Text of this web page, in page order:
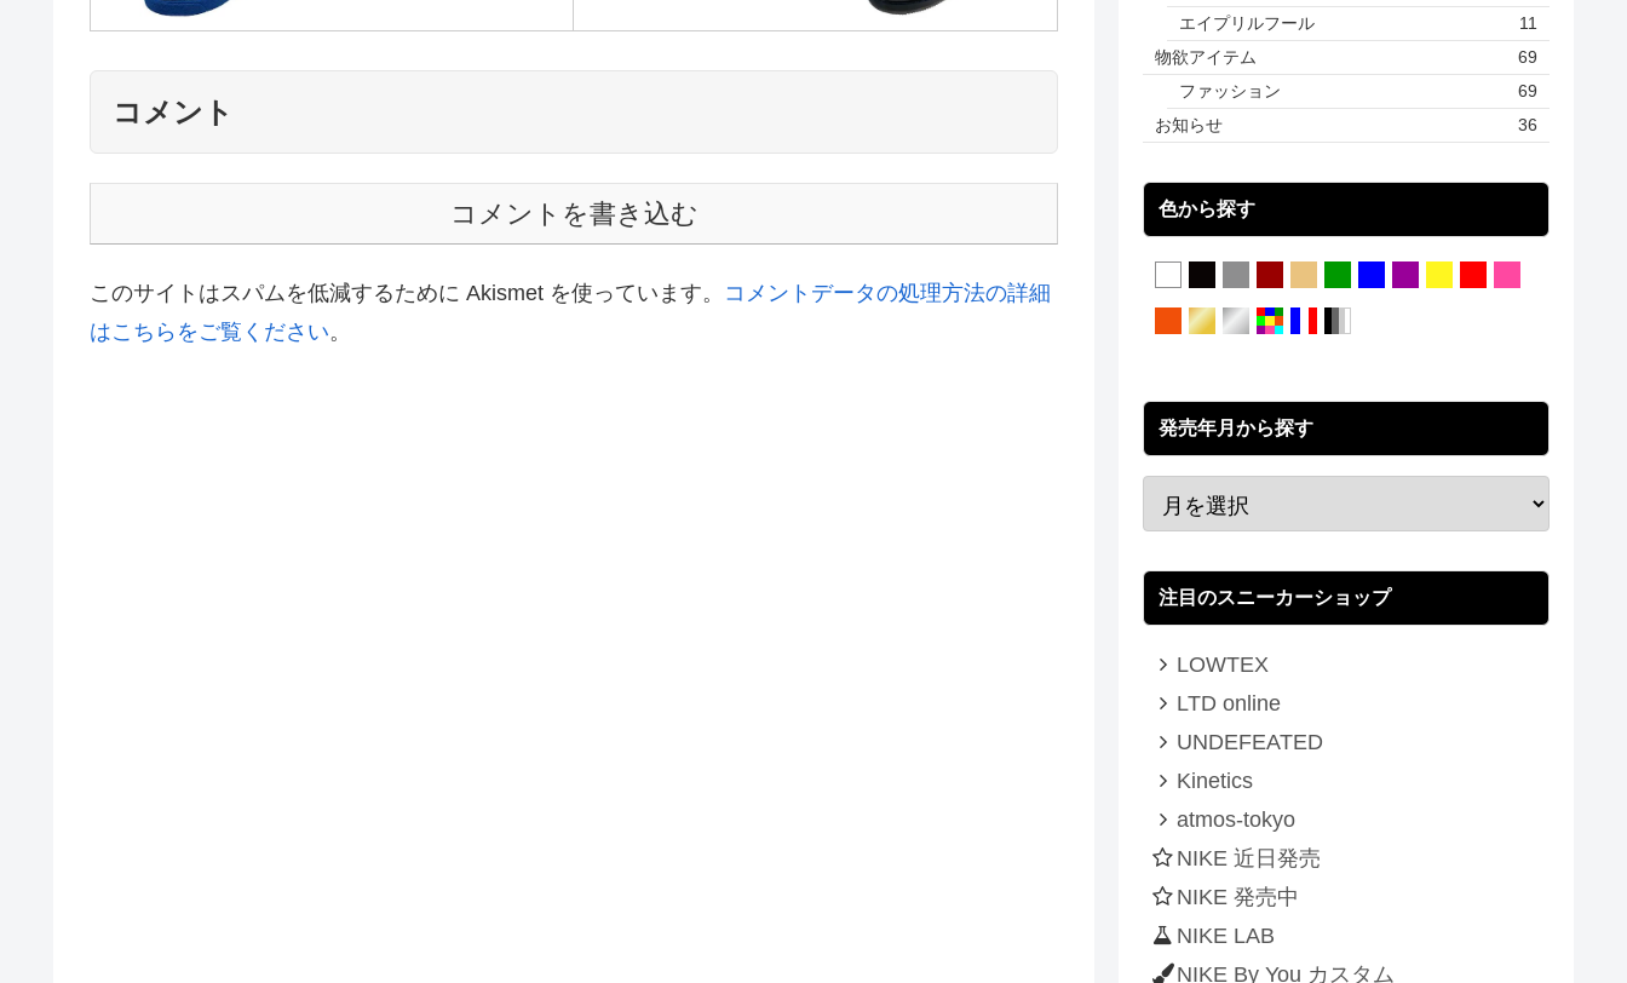
コメント
コメントを書き込む
このサイトはスパムを低減するために Akismet を使っています。 コメントデータの処理方法の詳細
はこちらをご覧ください。
エイプリルフール
11
物欲アイテム
69
ファッション
69
お知らせ
36
色から探す
発売年月から探す
注目のスニーカーショップ
LOWTEX
LTD online
UNDEFEATED
Kinetics
atmos-tokyo
NIKE 近日発売
NIKE 発売中
NIKE LAB
NIKE By You カスタム